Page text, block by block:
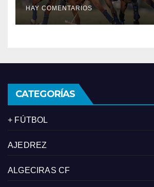
sobre Savoir PT
HAY COMENTARIOS
CATEGORÍAS
+ FÚTBOL
AJEDREZ
ALGECIRAS CF